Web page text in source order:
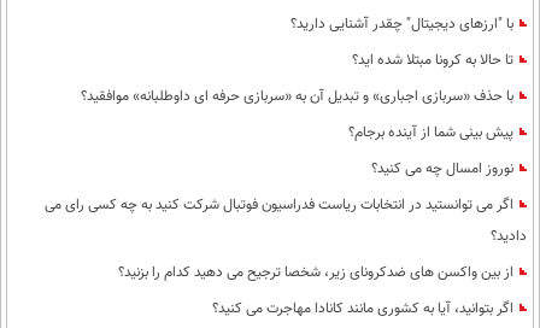
با "ارزهای دیجیتال" چقدر آشنایی دارید؟
تا حالا به کرونا مبتلا شده اید؟
با حذف «سربازی اجباری» و تبدیل آن به «سربازی حرفه ای داوطلبانه» موافقید؟
پیش بینی شما از آینده برجام؟
نوروز امسال چه می کنید؟
اگر می توانستید در انتخابات ریاست فدراسیون فوتبال شرکت کنید به چه کسی رای می
دادید؟
از بین واکسن های ضدکرونای زیر، شخصا ترجیح می دهید کدام را بزنید؟
اگر بتوانید، آیا به کشوری مانند کانادا مهاجرت می کنید؟